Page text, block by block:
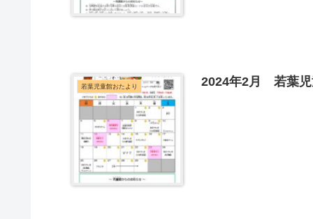
若葉児童館おたより 2024年2月 若葉児